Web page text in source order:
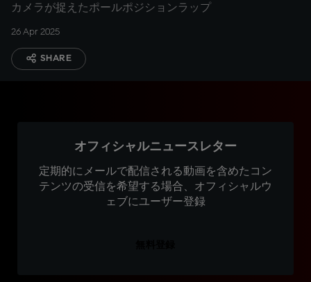
カメラが捉えたポールポジションラップ
26 Apr 2025
SHARE
オフィシャルニュースレター
定期的にメールで配信される動画を含めたコン
テンツの受信を希望する場合、オフィシャルウ
ェブにユーザー登録